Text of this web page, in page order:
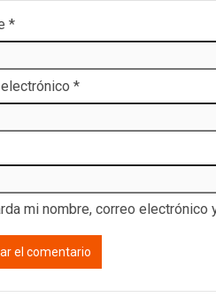
*
*
mi nombre, correo